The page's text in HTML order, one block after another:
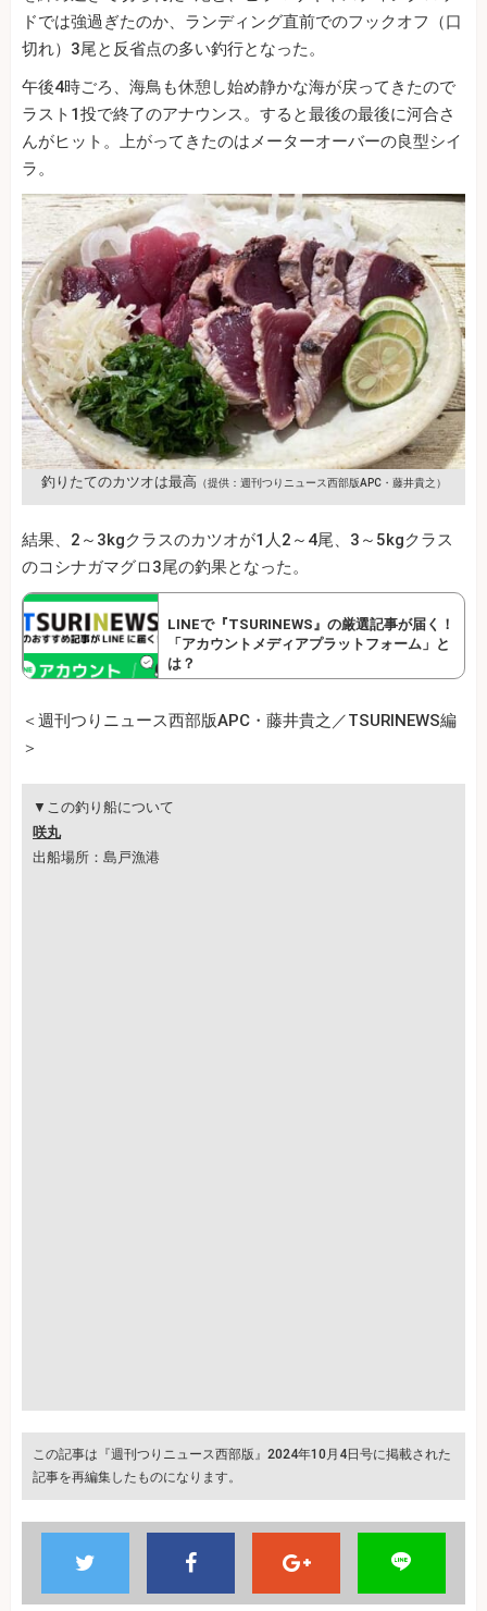
ドでは強過ぎたのか、ランディング直前でのフックオフ（口
切れ）3尾と反省点の多い釣行となった。
午後4時ごろ、海鳥も休憩し始め静かな海が戻ってきたので
ラスト1投で終了のアナウンス。すると最後の最後に河合さ
んがヒット。上がってきたのはメーターオーバーの良型シイ
ラ。
釣りたてのカツオは最高 （提供：週刊つりニュース西部版APC・藤井貴之）
結果、2～3kgクラスのカツオが1人2～4尾、3～5kgクラス
のコシナガマグロ3尾の釣果となった。
LINEで『TSURINEWS』の厳選記事が届く！
「アカウントメディアプラットフォーム」と
は？
＜週刊つりニュース西部版APC・藤井貴之／TSURINEWS編
＞
▼この釣り船について
咲丸
出船場所：島戸漁港
この記事は『週刊つりニュース西部版』2024年10月4日号に掲載された
記事を再編集したものになります。